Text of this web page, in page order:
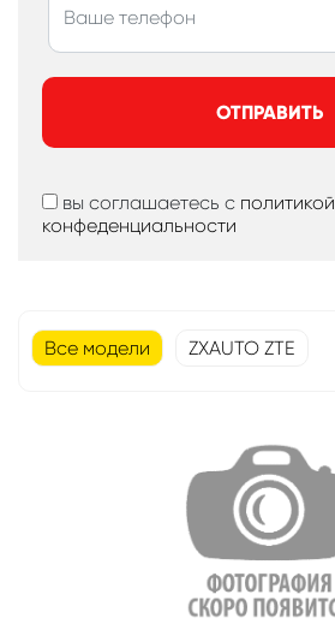
ОТПРАВИТЬ
вы соглашаетесь с политикой
конфеденциальности
Все модели ZXAUTO ZTE